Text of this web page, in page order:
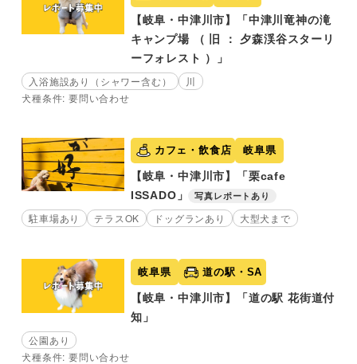
【岐阜・中津川市】「中津川竜神の滝
キャンプ場 （ 旧 ： 夕森渓谷スターリ
ーフォレスト ）」
入浴施設あり（シャワー含む）
川
犬種条件: 要問い合わせ
カフェ・飲食店 岐阜県
【岐阜・中津川市】「栗cafe
ISSADO」
写真レポートあり
駐車場あり テラスOK ドッグランあり 大型犬まで
岐阜県 道の駅・SA
【岐阜・中津川市】「道の駅 花街道付
知」
公園あり
犬種条件: 要問い合わせ